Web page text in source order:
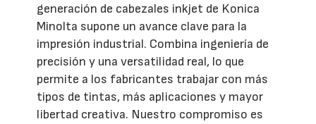
generación de cabezales inkjet de Konica
Minolta supone un avance clave para la
impresión industrial. Combina ingeniería de
precisión y una versatilidad real, lo que
permite a los fabricantes trabajar con más
tipos de tintas, más aplicaciones y mayor
libertad creativa. Nuestro compromiso es